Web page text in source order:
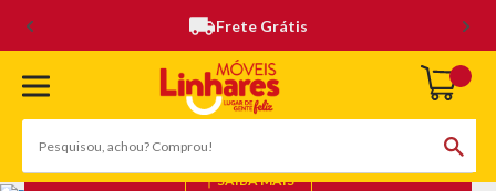
Frete Grátis
COLCHÕES
SAIBA MAIS